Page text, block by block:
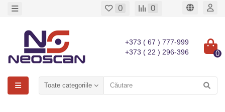
0 0
+373 ( 67 ) 777-999
+373 ( 22 ) 296-396
0
Toate categoriile